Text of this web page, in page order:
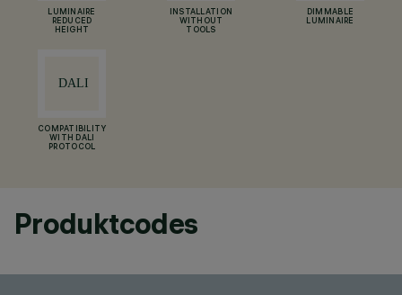
LUMINAIRE
REDUCED
HEIGHT
INSTALLATION
WITHOUT
TOOLS
DIMMABLE
LUMINAIRE
COMPATIBILITY
WITH DALI
PROTOCOL
Produktcodes